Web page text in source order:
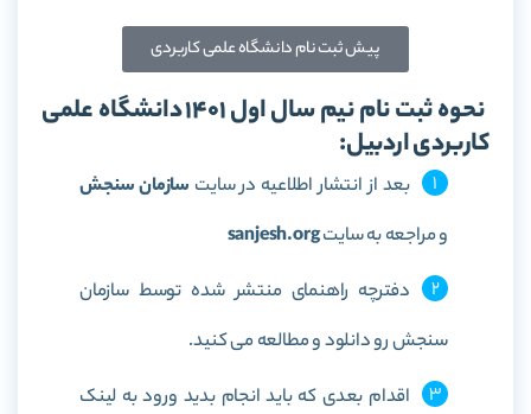
پیش ثبت نام دانشگاه علمی کاربردی
نحوه ثبت نام نیم سال اول 1401 دانشگاه علمی
کاربردی اردبیل:
بعد از انتشار اطلاعیه در سایت سازمان سنجش
و مراجعه به سایتsanjesh.org
دفترچه راهنمای منتشر شده توسط سازمان
سنجش رو دانلود و مطالعه می کنید.
اقدام بعدی که باید انجام بدید ورود به لینک